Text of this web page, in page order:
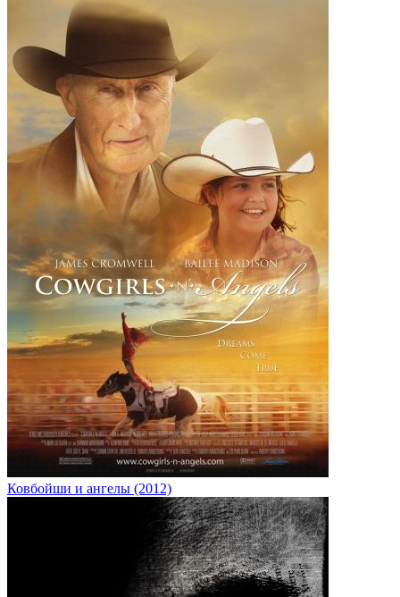
Ковбойши и ангелы (2012)